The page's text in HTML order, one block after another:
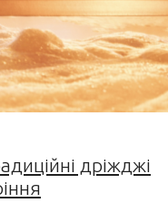
дріжджі